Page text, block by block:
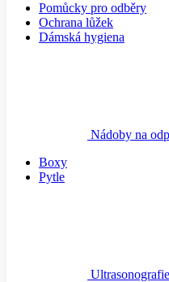
Pomůcky pro odběry
Ochrana lůžek
Dámská hygiena
Nádoby na
Boxy
Pytle
Ultrasonografie